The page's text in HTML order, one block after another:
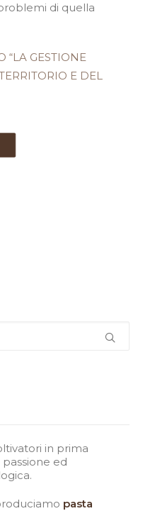
di quella
“LA GESTIONE
E DEL
in prima
ed
pasta